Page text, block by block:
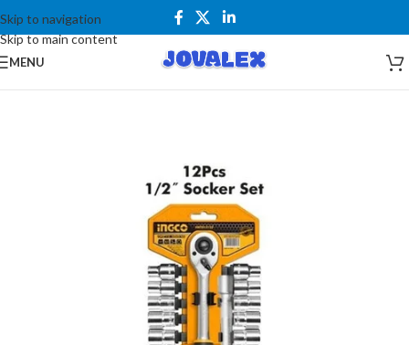
Skip to navigation
Skip to main content
MENU